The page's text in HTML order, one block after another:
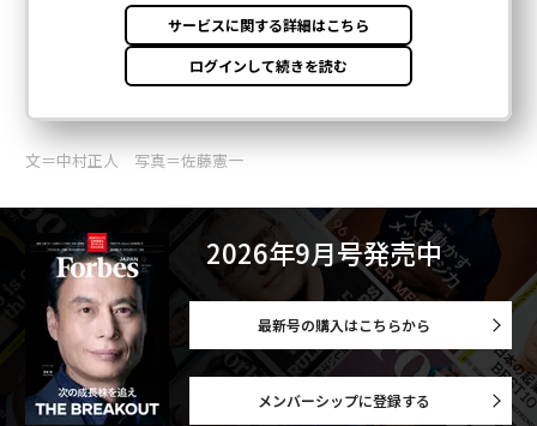
文＝中村正人 写真＝佐藤憲一
2026年9月号発売中
最新号の購入はこちらから
メンバーシップに登録する